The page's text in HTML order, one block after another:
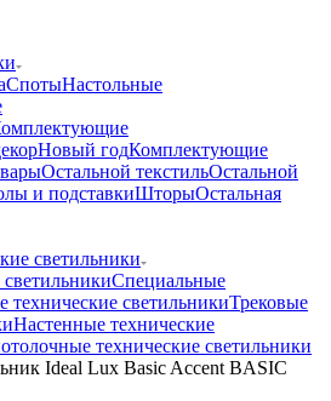
СпотыНастольные
Новый годКомплектующие
Остальной текстильОстальной
и подставкиШторыОстальная
светильники
Специальные
технические светильникиТрековые
Настенные технические
технические светильники
Ideal Lux Basic Accent BASIC